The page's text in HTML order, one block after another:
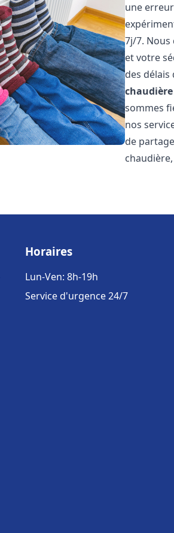
une
7j/7.
et votre
des
sommes
nos
de
Horaires
Lun-Ven: 8h-19h
Service d'urgence 24/7